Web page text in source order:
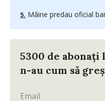
Mâine predau oficial
5300 de
n-au cum să